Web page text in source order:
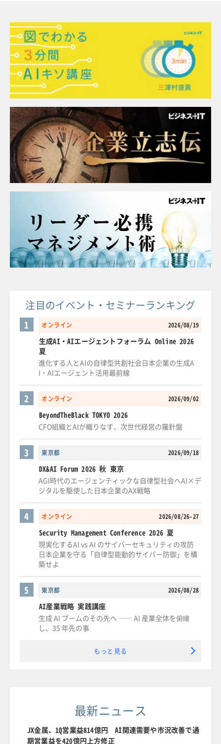
注目のイベント・セミナーランキング
オンライン 2026/08/19
1
生成AI・AIエージェントフォーラム Online 2026
夏
進化する人とAIの自律型共創社会日本企業の生成A
I・AIエージェント活用最前線
オンライン 2026/09/02
2
BeyondTheBlack TOKYO 2026
CFO組織とAIが織りなす、次世代経営の羅針盤
東京都 2026/09/18
3
DX&AI Forum 2026 秋 東京
AGI時代のエージェンティックな自律型社会へAI×デ
ジタルを駆使した日本企業のAX戦略
オンライン 2026/08/26-27
4
Security Management Conference 2026 夏
現実化するAI vs AI のサイバーセキュリティの攻防
日本企業を守る「自律型能動的サイバー防御」を構
築せよ
東京都 2026/08/28
5
AI産業戦略 実践講座
生成 AI ブームのその先へ ── AI 産業全体を俯瞰
し、35 年先の事
もっと見る
最新ニュース
JX金属、1Q営業益814億円 AI関連需要や市況改善で通
期営業益を420億円上方修正